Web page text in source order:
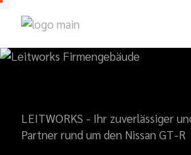
LEITWORKS - Ihr zuverlässiger
Partner rund um den Nissan GT-R